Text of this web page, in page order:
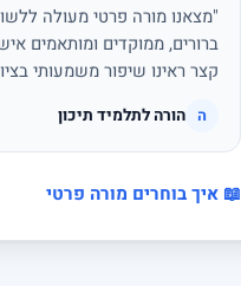
"מצאנו מורה פרטי מעולה
ברורים, ממוקדים ומותאמים
קצר ראינו שיפור משמעותי
ה הורה לתלמיד תיכון
📖 איך בוחרים מורה פרטי